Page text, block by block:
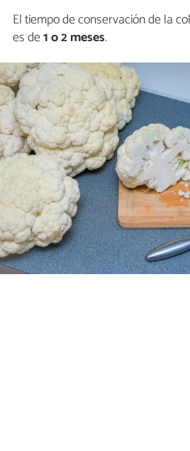
El tiempo de conservación de la
es de1 o 2 meses.